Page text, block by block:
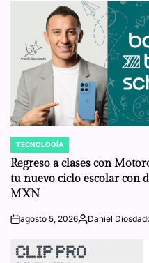
POSTED
IN
TECNOLOGÍA
Regreso a clases con
tu nuevo ciclo escolar con
MXN
onagosto 5, 2026Posted
Daniel